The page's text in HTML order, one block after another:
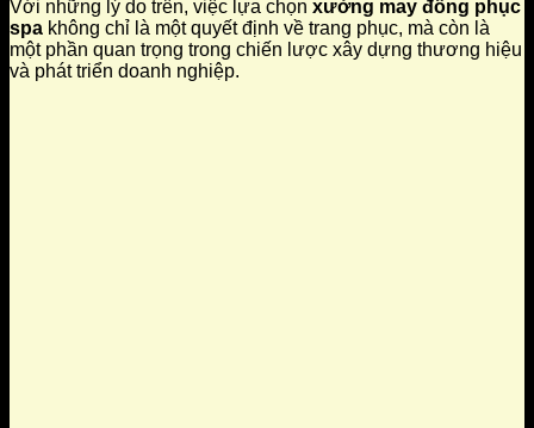
Với những lý do trên, việc lựa chọn xưởng may đồng phục
spa không chỉ là một quyết định về trang phục, mà còn là
một phần quan trọng trong chiến lược xây dựng thương hiệu
và phát triển doanh nghiệp.